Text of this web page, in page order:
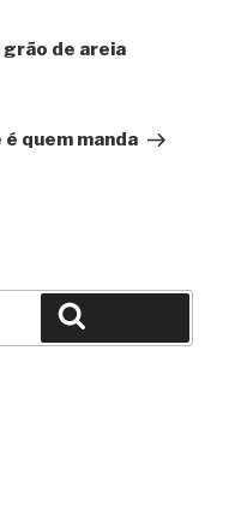
de areia
quem manda